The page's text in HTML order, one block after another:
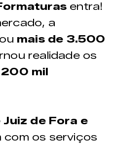
entra!
a
mais de 3.500
realidade os
200 mil
Juiz de Fora e
com os serviços